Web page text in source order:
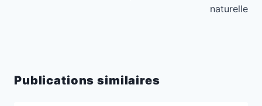
naturelle
Publications similaires